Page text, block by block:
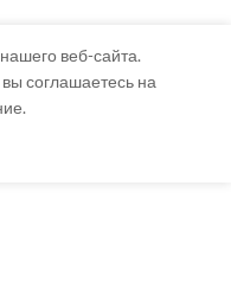
веб-сайта.
соглашаетесь на